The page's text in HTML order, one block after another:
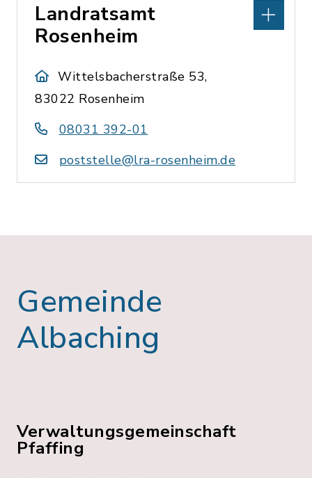
Landratsamt
Rosenheim
Wittelsbacherstraße 53,
83022 Rosenheim
08031 392-01
poststelle@lra-rosenheim.de
Gemeinde
Albaching
Verwaltungsgemeinschaft
Pfaffing